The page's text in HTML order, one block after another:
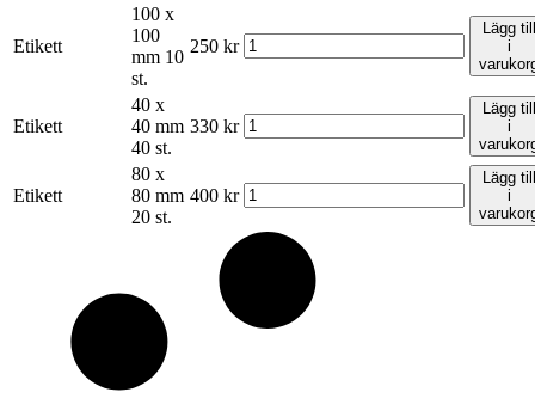
Etikett
100 x
100
mm 10
st.
250 kr
Lägg till
i
Etikett
40 x
40 mm
40 st.
330 kr
Lägg till
i
Etikett
80 x
80 mm
20 st.
400 kr
Lägg till
i